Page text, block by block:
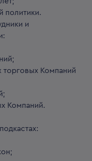
политики.
и
Компаний
Компаний.